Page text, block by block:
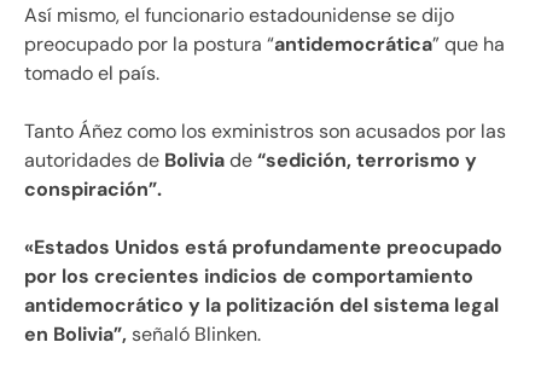
Así mismo, el funcionario estadounidense se dijo
preocupado por la postura “antidemocrática” que ha
tomado el país.
Tanto Áñez como los exministros son acusados por las
autoridades de Boliviade“sedición, terrorismo y
conspiración”.
«Estados Unidos está profundamente preocupado
por los crecientes indicios de comportamiento
antidemocrático y la politización del sistema legal
en Bolivia”, señaló Blinken.